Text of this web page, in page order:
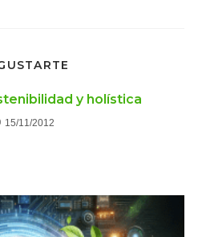
y holística
15/11/2012